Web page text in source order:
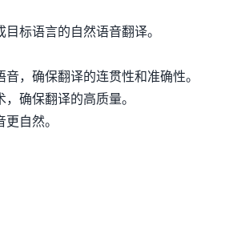
标语言的自然语音翻译。
，确保翻译的连贯性和准确性。
确保翻译的高质量。
自然。